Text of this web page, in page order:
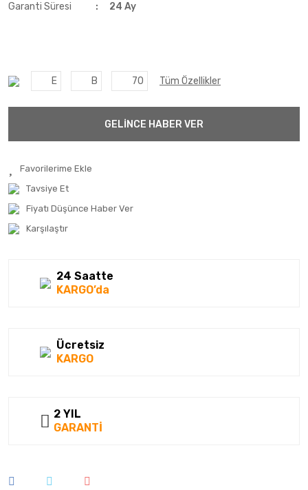
Garanti Süresi
24 Ay
E B 70 Tüm Özellikler
GELİNCE HABER VER
Tavsiye Et
Fiyatı Düşünce Haber Ver
Karşılaştır
24 Saatte
KARGO’da
Ücretsiz
KARGO
2 YIL
GARANTİ